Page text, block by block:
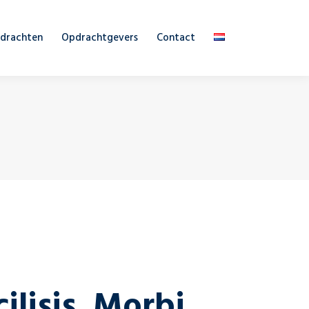
Opdrachtgevers Contact